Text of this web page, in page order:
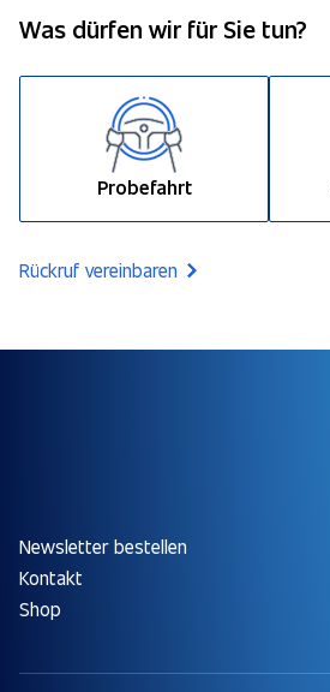
Was dürfen wir für Sie tun?
Probefahrt
Rückruf vereinbaren
Newsletter bestellen
Kontakt
Shop